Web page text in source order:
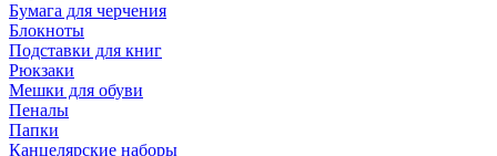
Бумага для черчения
Блокноты
Подставки для книг
Рюкзаки
Мешки для обуви
Пеналы
Папки
Канцелярские наборы